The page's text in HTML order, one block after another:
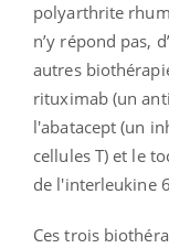
polyarthrite
n’y répond pas,
autres
rituximab (un
l'abatacept (un
cellules T) et le
de l'interleukine
Ces trois